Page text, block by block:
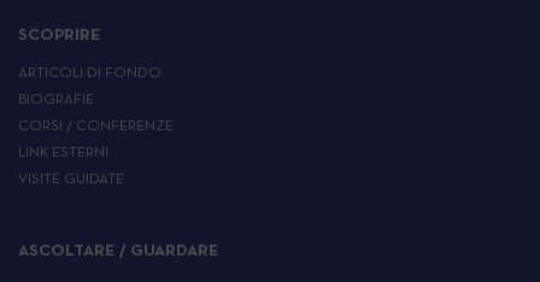
SCOPRIRE
ARTICOLI DI FONDO
BIOGRAFIE
CORSI / CONFERENZE
LINK ESTERNI
VISITE GUIDATE
ASCOLTARE / GUARDARE